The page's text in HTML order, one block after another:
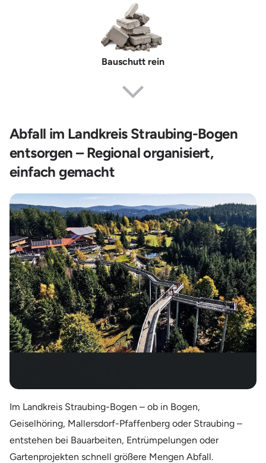
Bauschutt rein
Erdaushub
Abfall im Landkreis Straubing-Bogen
entsorgen – Regional organisiert,
einfach gemacht
Im Landkreis Straubing-Bogen – ob in Bogen,
Geiselhöring, Mallersdorf-Pfaffenberg oder Straubing –
entstehen bei Bauarbeiten, Entrümpelungen oder
Gartenprojekten schnell größere Mengen Abfall.